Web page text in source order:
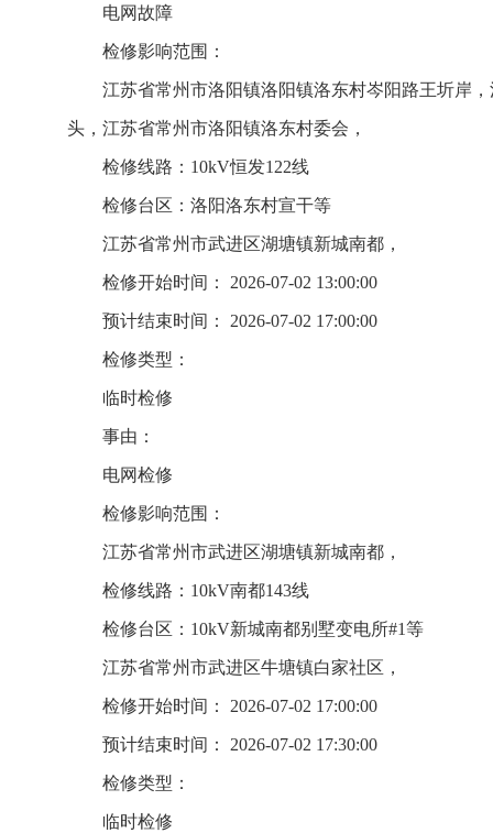
电网故障
检修影响范围：
江苏省常州市洛阳镇洛阳镇洛东村岑阳路王圻岸
头，江苏省常州市洛阳镇洛东村委会，
检修线路：10kV恒发122线
检修台区：洛阳洛东村宣干等
江苏省常州市武进区湖塘镇新城南都，
检修开始时间： 2026-07-02 13:00:00
预计结束时间： 2026-07-02 17:00:00
检修类型：
临时检修
事由：
电网检修
检修影响范围：
江苏省常州市武进区湖塘镇新城南都，
检修线路：10kV南都143线
检修台区：10kV新城南都别墅变电所#1等
江苏省常州市武进区牛塘镇白家社区，
检修开始时间： 2026-07-02 17:00:00
预计结束时间： 2026-07-02 17:30:00
检修类型：
临时检修